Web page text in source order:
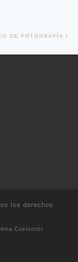
DE FOTOGRAFÍA
los derechos
Customizr